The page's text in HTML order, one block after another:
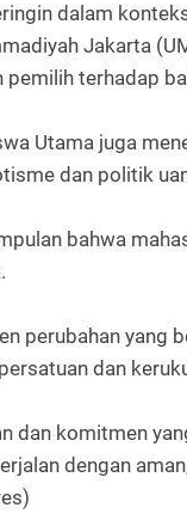
dalam
Jakarta
terhadap
Utama juga
dan politik
bahwa
perubahan yang
dan
dan komitmen
dengan